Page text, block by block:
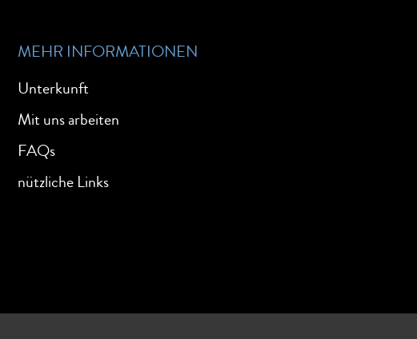
MEHR INFORMATIONEN
Unterkunft
Mit uns arbeiten
FAQs
nützliche Links